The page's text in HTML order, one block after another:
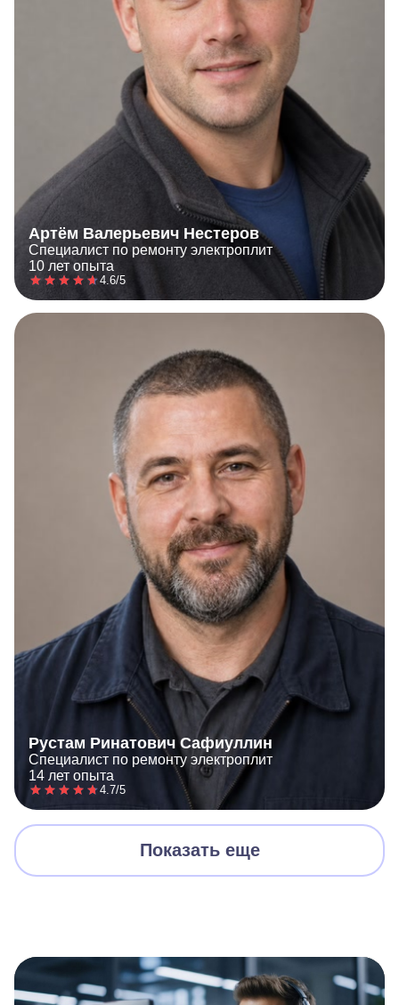
Артём Валерьевич Нестеров
Специалист по ремонту электроплит
10 лет опыта
4.6/5
Рустам Ринатович Сафиуллин
Специалист по ремонту электроплит
14 лет опыта
4.7/5
Показать еще